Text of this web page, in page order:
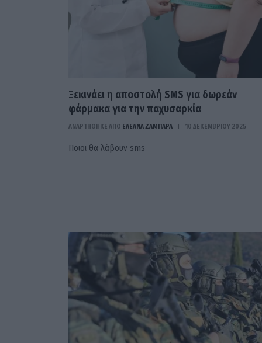
Ξεκινάει η αποστολή SMS για δωρεάν
φάρμακα για την παχυσαρκία
ΑΝΑΡΤΗΘΗΚΕ ΑΠΟ ΕΛΕΑΝΑ ΖΑΜΠΑΡΑ 10 ΔΕΚΕΜΒΡΊΟΥ 2025
Ποιοι θα λάβουν sms